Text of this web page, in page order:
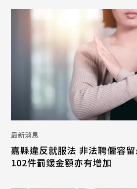
最新消息
嘉縣違反就服法 非法聘僱容
102件罰鍰金額亦有增加